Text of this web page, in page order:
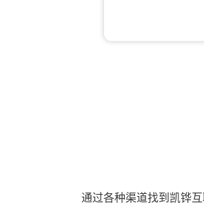
通过各种渠道找到凯铧